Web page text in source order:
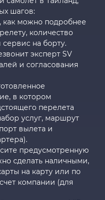
шагов:
как можно подробнее
количество
на борту.
эксперт SV
и согласования
в котором
перелета
услуг, маршрут
вылета и
предусмотренную
сделать наличными,
на карту или по
компании (для